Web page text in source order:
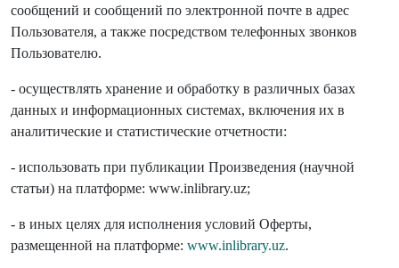
сообщений и сообщений по электронной почте в адрес
Пользователя, а также посредством телефонных звонков
Пользователю.
- осуществлять хранение и обработку в различных базах
данных и информационных системах, включения их в
аналитические и статистические отчетности:
- использовать при публикации Произведения (научной
статьи) на платформе: www.inlibrary.uz;
- в иных целях для исполнения условий Оферты,
размещенной на платформе: www.inlibrary.uz.